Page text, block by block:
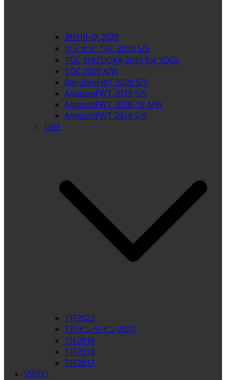
超FUJI-Q! 2020
マイナビ TGC 2020 S/S
TGC SHIZUOKA 2020 for SDGs
TGC 2019 A/W
RakutenFWT 2020 S/S
AmazonFWT 2019 S/S
AmazonFWT 2018-19 A/W
AmazonFWT 2018 S/S
LIVE
TIF2022
TIFオンライン2020
TIF2019
TIF2018
TIF2017
VIDEO